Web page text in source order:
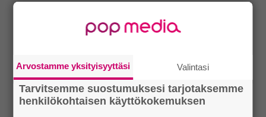
Arvostamme yksityisyyttäsi Valintasi
Tarvitsemme suostumuksesi tarjotaksemme
henkilökohtaisen käyttökokemuksen